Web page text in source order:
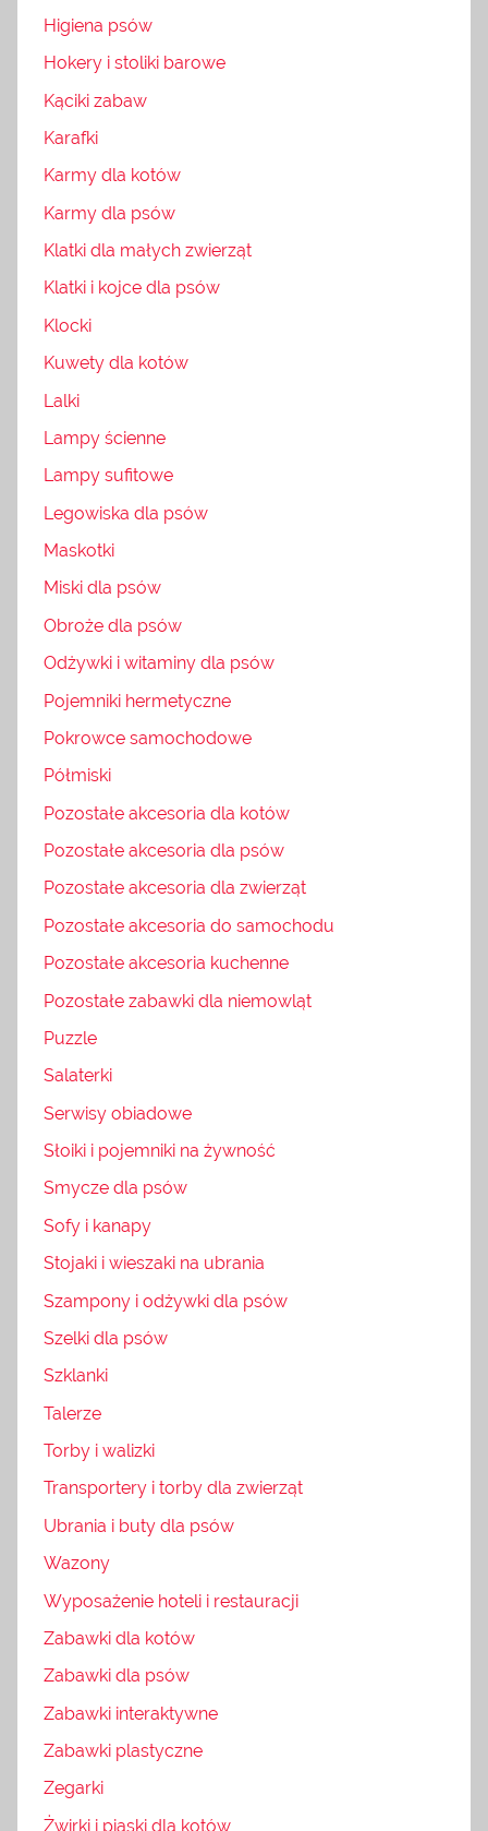
Higiena psów
Hokery i stoliki barowe
Kąciki zabaw
Karafki
Karmy dla kotów
Karmy dla psów
Klatki dla małych zwierząt
Klatki i kojce dla psów
Klocki
Kuwety dla kotów
Lalki
Lampy ścienne
Lampy sufitowe
Legowiska dla psów
Maskotki
Miski dla psów
Obroże dla psów
Odżywki i witaminy dla psów
Pojemniki hermetyczne
Pokrowce samochodowe
Półmiski
Pozostałe akcesoria dla kotów
Pozostałe akcesoria dla psów
Pozostałe akcesoria dla zwierząt
Pozostałe akcesoria do samochodu
Pozostałe akcesoria kuchenne
Pozostałe zabawki dla niemowląt
Puzzle
Salaterki
Serwisy obiadowe
Słoiki i pojemniki na żywność
Smycze dla psów
Sofy i kanapy
Stojaki i wieszaki na ubrania
Szampony i odżywki dla psów
Szelki dla psów
Szklanki
Talerze
Torby i walizki
Transportery i torby dla zwierząt
Ubrania i buty dla psów
Wazony
Wyposażenie hoteli i restauracji
Zabawki dla kotów
Zabawki dla psów
Zabawki interaktywne
Zabawki plastyczne
Zegarki
Żwirki i piaski dla kotów